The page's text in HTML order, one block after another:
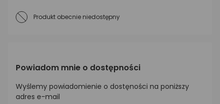
Produkt obecnie niedostępny
Powiadom mnie o dostępności
Wyślemy powiadomienie o dostęności na poniższy
adres e-mail